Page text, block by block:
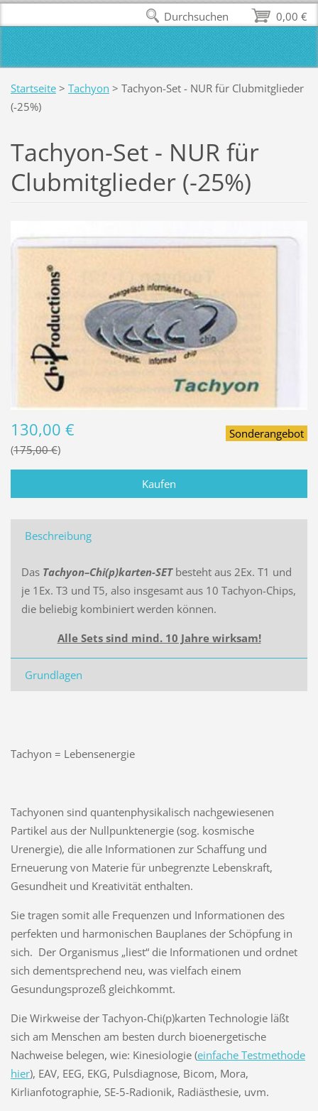
Startseite > Tachyon > Tachyon-Set - NUR für Clubmitglieder
(-25%)
Tachyon-Set - NUR für
Clubmitglieder (-25%)
Sonderangebot
130,00 €
175,00 €
Beschreibung
Das Tachyon–Chi(p)karten-SETbesteht aus 2Ex. T1 und
je 1Ex. T3 und T5, also insgesamt aus 10 Tachyon-Chips,
die beliebig kombiniert werden können.
Alle Sets sind mind. 10 Jahre wirksam!
Grundlagen
Tachyon = Lebensenergie
Tachyonen sind quantenphysikalisch nachgewiesenen
Partikel aus der Nullpunktenergie (sog. kosmische
Urenergie), die alle Informationen zur Schaffung und
Erneuerung von Materie für unbegrenzte Lebenskraft,
Gesundheit und Kreativität enthalten.
Sie tragen somit alle Frequenzen und Informationen des
perfekten und harmonischen Bauplanes der Schöpfung in
sich. Der Organismus „liest“ die Informationen und ordnet
sich dementsprechend neu, was vielfach einem
Gesundungsprozeß gleichkommt.
Die Wirkweise der Tachyon-Chi(p)karten Technologie läßt
sich am Menschen am besten durch bioenergetische
Nachweise belegen, wie: Kinesiologie (einfache Testmethode
hier), EAV, EEG, EKG, Pulsdiagnose, Bicom, Mora,
Kirlianfotographie, SE-5-Radionik, Radiästhesie, uvm.
0,00 €
Durchsuchen